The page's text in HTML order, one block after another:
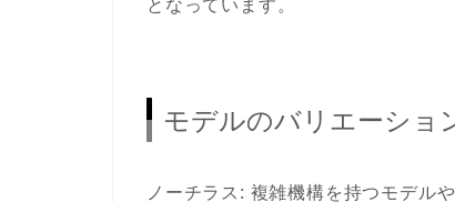
となっています。
モデルのバリエーショ
ノーチラス: 複雑機構を持つモデル